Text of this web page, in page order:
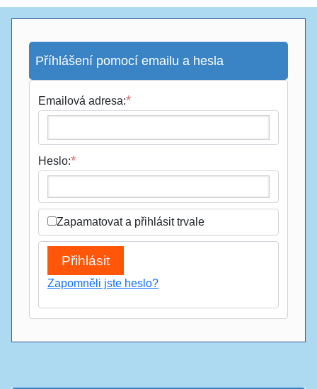
Příhlášení pomocí emailu a hesla
Emailová adresa:
Heslo:
Zapamatovat a přihlásit trvale
Zapomněli jste heslo?